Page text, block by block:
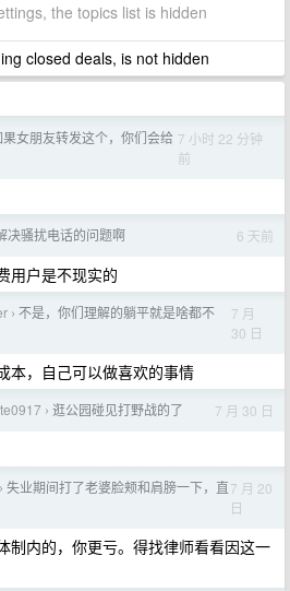
the topics list is hidden
closed deals, is not hidden
果女朋友转发这个，你们会给 7 小时 22 分钟
前
决骚扰电话的问题啊 6 天前
用户是不现实的
› 不是，你们理解的躺平就是啥都不
7 月
30 日
本，自己可以做喜欢的事情
› 逛公园碰见打野战的了 7 月 30 日
› 失业期间打了老婆脸颊和肩膀一下，直7 月 20
日
制内的，你更亏。得找律师看看因这一